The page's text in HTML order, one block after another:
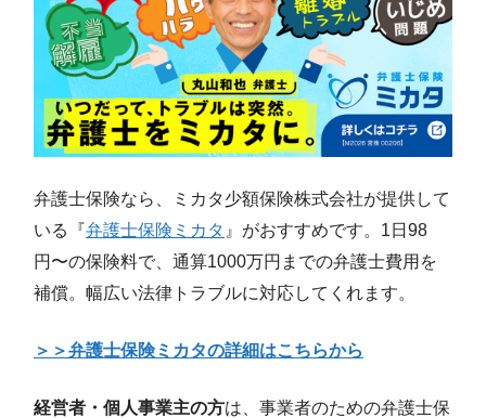
弁護士保険なら、ミカタ少額保険株式会社が提供して
いる『弁護士保険ミカタ 』がおすすめです。1日98
円〜の保険料で、通算1000万円までの弁護士費用を
補償。幅広い法律トラブルに対応してくれます。
＞＞弁護士保険ミカタの詳細はこちらから
経営者・個人事業主の方は、事業者のための弁護士保